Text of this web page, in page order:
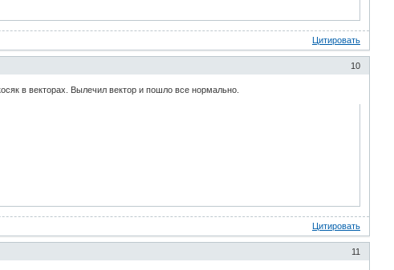
Цитировать
10
в векторах. Вылечил вектор и пошло все нормально.
Цитировать
11